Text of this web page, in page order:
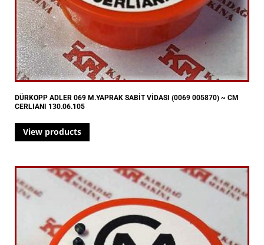
DÜRKOPP ADLER 069 M.YAPRAK SABİT VİDASI (0069 005870) ~ CM
CERLIANI 130.06.105
View products